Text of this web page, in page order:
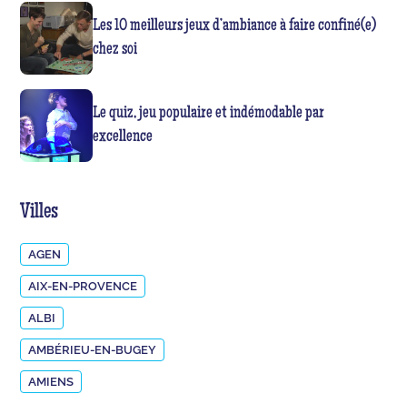
Les 10 meilleurs jeux d’ambiance à faire confiné(e)
chez soi
Le quiz, jeu populaire et indémodable par
excellence
Villes
AGEN
AIX-EN-PROVENCE
ALBI
AMBÉRIEU-EN-BUGEY
AMIENS